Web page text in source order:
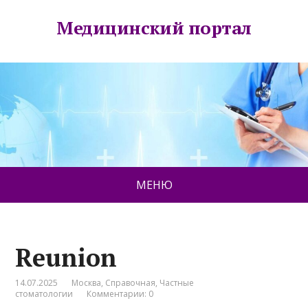
Медицинский портал
МЕНЮ
Reunion
14.07.2025 Москва, Справочная, Частные
стоматологии
Комментарии: 0